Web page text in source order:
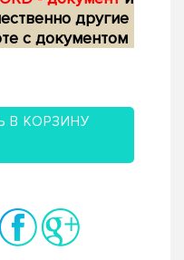
другие
с документом
В КОРЗИНУ